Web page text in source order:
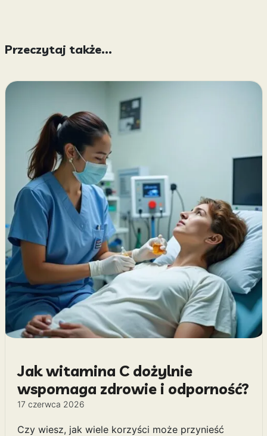
Przeczytaj także...
Jak witamina C dożylnie
wspomaga zdrowie i odporność?
17 czerwca 2026
Czy wiesz, jak wiele korzyści może przynieść